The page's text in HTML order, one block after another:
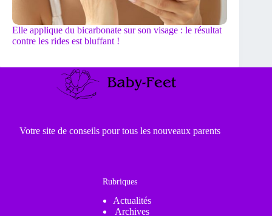
Elle applique du bicarbonate sur son visage : le résultat
contre les rides est bluffant !
Votre site de conseils pour tous les nouveaux parents
Rubriques
Actualités
Archives